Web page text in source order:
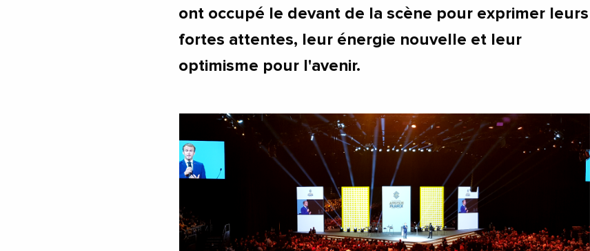
ont occupé le devant de la scène pour exprimer leurs
fortes attentes, leur énergie nouvelle et leur
optimisme pour l'avenir.